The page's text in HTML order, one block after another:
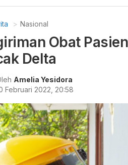
Nasional
Obat
Delta
Amelia Yesidora
Februari 2022, 20:58